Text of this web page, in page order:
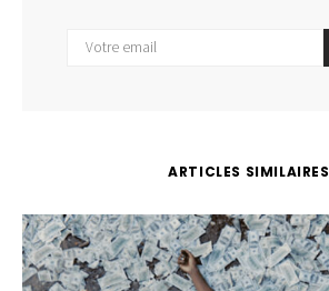
ARTICLES SIMILAIRES